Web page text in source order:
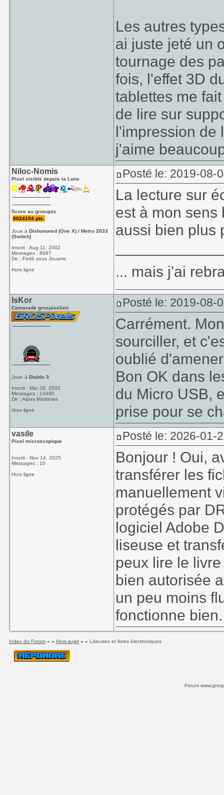
Les autres
ai juste jeté un
tournage des
fois, l'effet 3D
tablettes me
de lire sur
l'impression de
j'aime
Niloc-Nomis
Pixel visible depuis la Lune
Score au grosquiz
0024194 pts.
Joue àDishonored (One X) / Metro 2033
(Switch)
Inscrit : Aug 11, 2002
Messages : 8697
De : Ferté sous Jouarre
Hors ligne
Posté le: 2019-08-
La lecture sur
est à mon sens
aussi bien plus
... mais j'ai
IsKor
Camarade grospixelien
Joue àDiablo 3
Inscrit : Mar 28, 2002
Messages : 13495
De : Alpes Maritimes
Hors ligne
Posté le: 2019-08-
Carrément.
sourciller, et
oublié
Bon OK dans
du Micro USB,
prise pour se
vasile
Pixel microscopique
Inscrit : Nov 14, 2025
Messages : 10
Hors ligne
Posté le: 2026-01-
Bonjour ! Oui,
transférer les
manuellement
protégés par
logiciel Adobe
liseuse et
peux lire le
bien autorisée
un peu moins
fonctionne bien.
Index du Forum» » Hors-sujet» » Liseuses et livres électroniques
Forum